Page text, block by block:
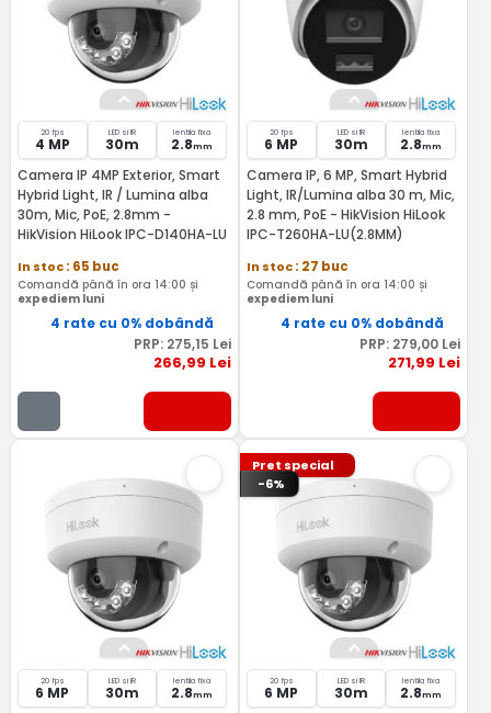
20 fps
4 MP
LED si IR
30m
lentila fixa
2.8mm
Camera IP 4MP Exterior, Smart
Hybrid Light, IR / Lumina alba
30m, Mic, PoE, 2.8mm -
HikVision HiLook IPC-D140HA-LU
In stoc: 65 buc
Comandă până în ora 14:00 și
expediem luni
4 rate cu 0% dobândă
PRP: 275,15 Lei
266,99 Lei
20 fps
6 MP
LED si IR
30m
lentila fixa
2.8mm
Camera IP, 6 MP, Smart Hybrid
Light, IR/Lumina alba 30 m, Mic,
2.8 mm, PoE - HikVision HiLook
IPC-T260HA-LU(2.8MM)
In stoc: 27 buc
Comandă până în ora 14:00 și
expediem luni
4 rate cu 0% dobândă
PRP: 279,00 Lei
271,99 Lei
20 fps
6 MP
LED si IR
30m
lentila fixa
2.8mm
Pret special
-6%
20 fps
6 MP
LED si IR
30m
lentila fixa
2.8mm